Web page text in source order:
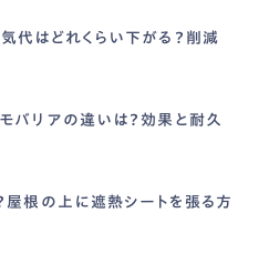
代はどれくらい下がる？削減
バリアの違いは？効果と耐久
屋根の上に遮熱シートを張る方